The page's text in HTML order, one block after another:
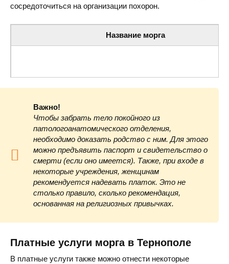
сосредоточиться на организации похорон.
Название морга
Тернопольское областное патологоанатомическое
Тернопольское областное бюро судебно-медицинской
Важно!
Чтобы забрать тело покойного из
патологоанатомического отделения,
необходимо доказать родство с ним. Для этого
можно предъявить паспорт и свидетельство о
смерти (если оно имеется). Также, при входе в
некоторые учреждения, женщинам
рекомендуется надевать платок. Это не
столько правило, сколько рекомендация,
основанная на религиозных привычках.
Платные услуги морга в Тернополе
В платные услуги также можно отнести некоторые